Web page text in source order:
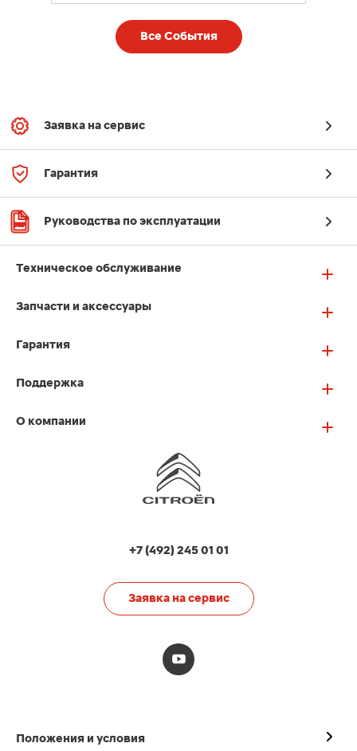
Все События
Заявка на сервис
Гарантия
Руководства по эксплуатации
Техническое обслуживание
Запчасти и аксессуары
Гарантия
Поддержка
О компании
+7 (492) 245 01 01
Заявка на сервис
Положения и условия